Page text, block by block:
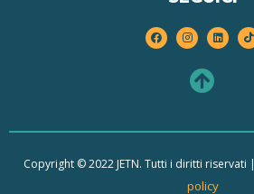
Copyright © 2022 JETN. Tutti i diritti riservati |
policy